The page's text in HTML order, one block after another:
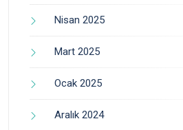
Nisan 2025
Mart 2025
Ocak 2025
Aralık 2024